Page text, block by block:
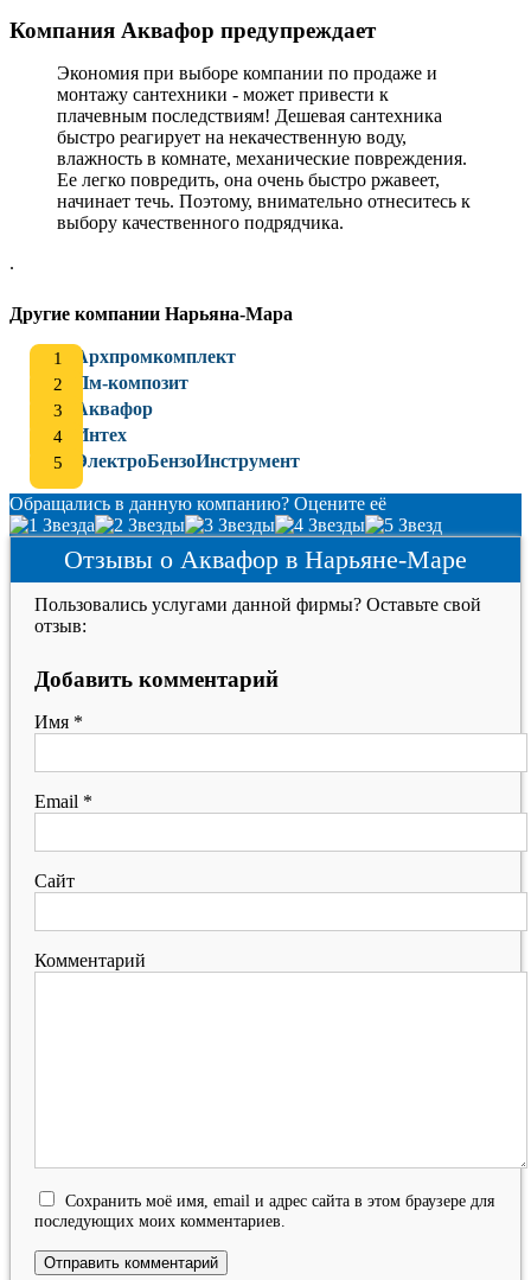
Компания Аквафор предупреждает
Экономия при выборе компании по продаже и
монтажу сантехники - может привести к
плачевным последствиям! Дешевая сантехника
быстро реагирует на некачественную воду,
влажность в комнате, механические повреждения.
Ее легко повредить, она очень быстро ржавеет,
начинает течь. Поэтому, внимательно отнеситесь к
выбору качественного подрядчика.
.
Другие компании Нарьяна-Мара
Архпромкомплект
Пм-композит
Аквафор
Интех
ЭлектроБензоИнструмент
Обращались в данную компанию? Оцените её
Отзывы о Аквафор в Нарьяне-Маре
Пользовались услугами данной фирмы? Оставьте свой
отзыв:
Добавить комментарий
Имя *
Email *
Сайт
Комментарий
Сохранить моё имя, email и адрес сайта в этом браузере для
последующих моих комментариев.